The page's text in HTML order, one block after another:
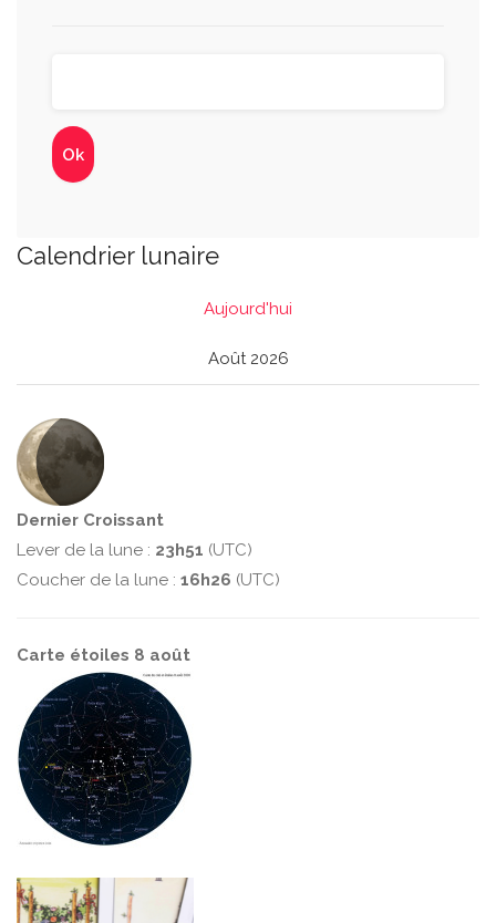
Calendrier lunaire
Aujourd'hui
Août 2026
Dernier Croissant
Lever de la lune : 23h51 (UTC)
Coucher de la lune : 16h26 (UTC)
Carte étoiles 8 août